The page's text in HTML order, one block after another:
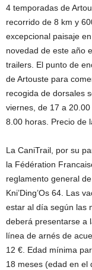
4 temporadas de
recorrido de 8 km y
excepcional paisaje
novedad de este año
trailers. El punto de
de Artouste para
recogida de dorsales
viernes, de 17 a
8.00 horas. Precio de
La CaniTrail, por su
la Fédération
reglamento general
Kni’Ding’Os 64. Las
estar al día según las
deberá presentarse a
línea de arnés de
12 €. Edad mínima
18 meses (edad en el